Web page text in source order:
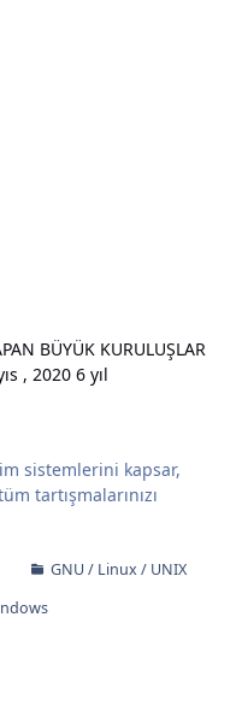
BÜYÜK KURULUŞLAR
, 20206 yıl
sistemlerini kapsar,
tartışmalarınızı
GNU / Linux / UNIX